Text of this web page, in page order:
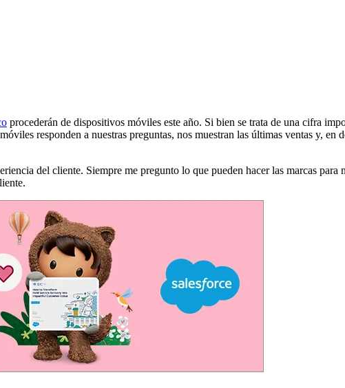
procederán de dispositivos móviles este año. Si bien se trata de una cifra
responden a nuestras preguntas, nos muestran las últimas ventas y,
del cliente. Siempre me pregunto lo que pueden hacer las marcas